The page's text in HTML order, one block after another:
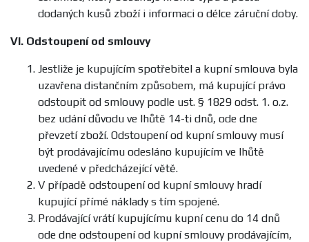
dodaných kusů zboží i informaci o délce záruční doby.
VI. Odstoupení od smlouvy
Jestliže je kupujícím spotřebitel a kupní smlouva byla
uzavřena distančním způsobem, má kupující právo
odstoupit od smlouvy podle ust. § 1829 odst. 1. o.z.
bez udání důvodu ve lhůtě 14-ti dnů, ode dne
převzetí zboží. Odstoupení od kupní smlouvy musí
být prodávajícímu odesláno kupujícím ve lhůtě
uvedené v předcházející větě.
V případě odstoupení od kupní smlouvy hradí
kupující přímé náklady s tím spojené.
Prodávající vrátí kupujícímu kupní cenu do 14 dnů
ode dne odstoupení od kupní smlouvy prodávajícím,